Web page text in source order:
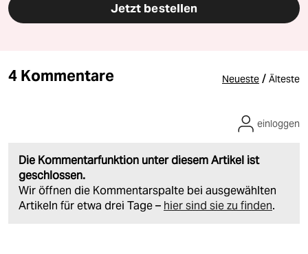
Jetzt bestellen
4 Kommentare Neueste / Älteste
Die Kommentarfunktion unter diesem Artikel ist
geschlossen.
Wir öffnen die Kommentarspalte bei ausgewählten
Artikeln für etwa drei Tage – hier sind sie zu finden.
einloggen